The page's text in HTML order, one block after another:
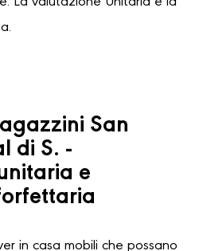
San
di S. -
e
in casa mobili che possano